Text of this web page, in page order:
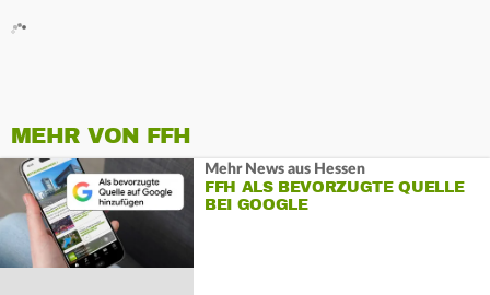
MEHR VON FFH
Mehr News aus Hessen
FFH ALS BEVORZUGTE QUELLE
BEI GOOGLE